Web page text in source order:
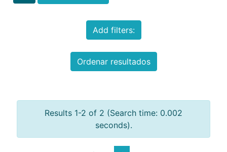
Add filters:
Ordenar resultados
Results 1-2 of 2 (Search time: 0.002
seconds).